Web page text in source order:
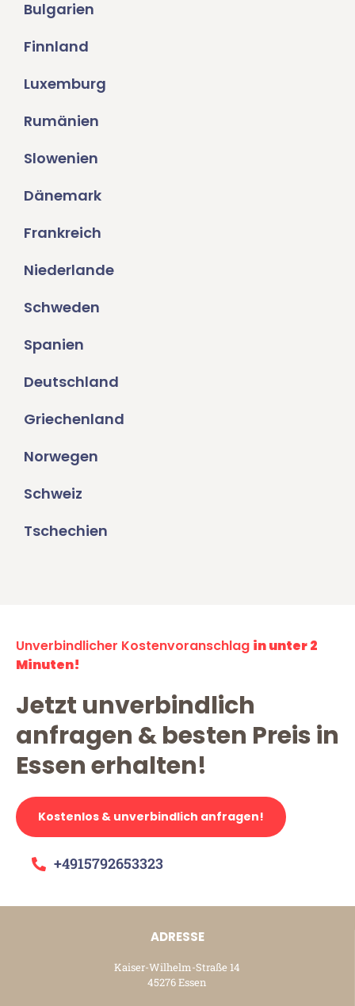
Bulgarien
Finnland
Luxemburg
Rumänien
Slowenien
Dänemark
Frankreich
Niederlande
Schweden
Spanien
Deutschland
Griechenland
Norwegen
Schweiz
Tschechien
Unverbindlicher Kostenvoranschlag in unter 2
Minuten!
Jetzt unverbindlich
anfragen & besten Preis in
Essen erhalten!
Kostenlos & unverbindlich anfragen!
+4915792653323
ADRESSE
Kaiser-Wilhelm-Straße 14
45276 Essen